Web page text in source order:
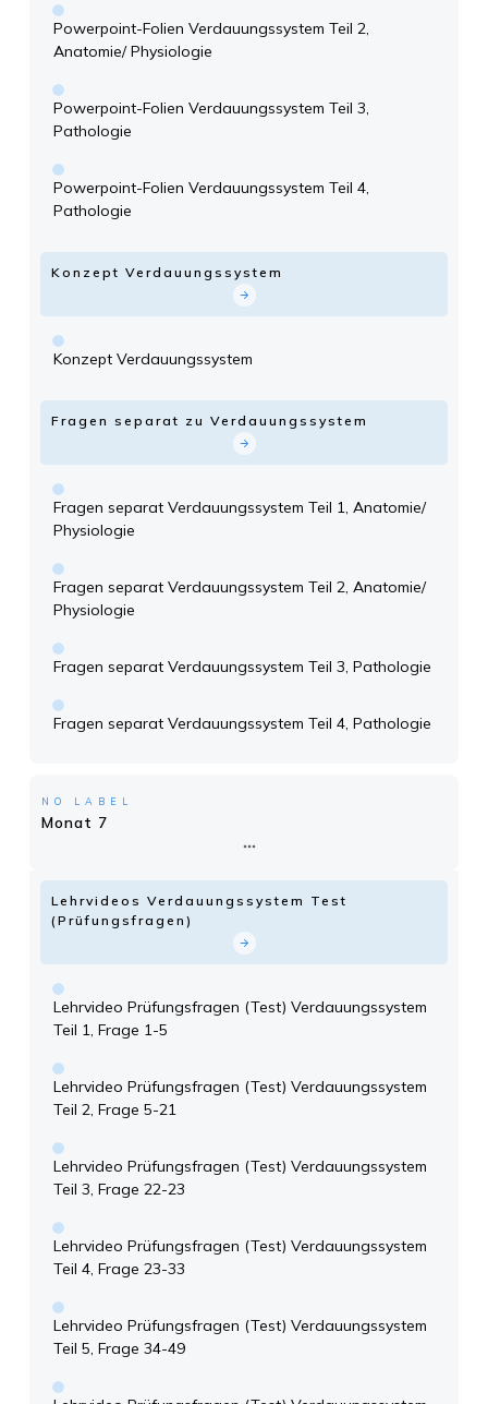
Powerpoint-Folien Verdauungssystem Teil 2,
Anatomie/ Physiologie
Powerpoint-Folien Verdauungssystem Teil 3,
Pathologie
Powerpoint-Folien Verdauungssystem Teil 4,
Pathologie
Konzept Verdauungssystem
Konzept Verdauungssystem
Fragen separat zu Verdauungssystem
Fragen separat Verdauungssystem Teil 1, Anatomie/
Physiologie
Fragen separat Verdauungssystem Teil 2, Anatomie/
Physiologie
Fragen separat Verdauungssystem Teil 3, Pathologie
Fragen separat Verdauungssystem Teil 4, Pathologie
NO LABEL
Monat 7
Lehrvideos Verdauungssystem Test
(Prüfungsfragen)
Lehrvideo Prüfungsfragen (Test) Verdauungssystem
Teil 1, Frage 1-5
Lehrvideo Prüfungsfragen (Test) Verdauungssystem
Teil 2, Frage 5-21
Lehrvideo Prüfungsfragen (Test) Verdauungssystem
Teil 3, Frage 22-23
Lehrvideo Prüfungsfragen (Test) Verdauungssystem
Teil 4, Frage 23-33
Lehrvideo Prüfungsfragen (Test) Verdauungssystem
Teil 5, Frage 34-49